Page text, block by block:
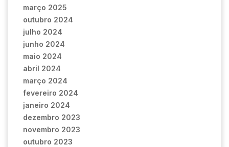
março 2025
outubro 2024
julho 2024
junho 2024
maio 2024
abril 2024
março 2024
fevereiro 2024
janeiro 2024
dezembro 2023
novembro 2023
outubro 2023